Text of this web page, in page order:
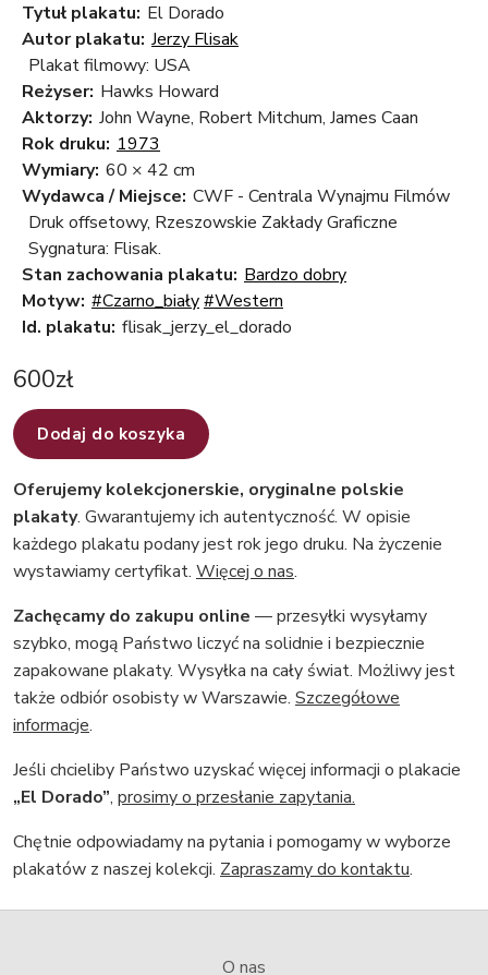
Tytuł plakatu: El Dorado
Autor plakatu: Jerzy Flisak
Plakat filmowy: USA
Reżyser: Hawks Howard
Aktorzy: John Wayne, Robert Mitchum, James Caan
Rok druku: 1973
Wymiary: 60 × 42 cm
Wydawca / Miejsce: CWF - Centrala Wynajmu Filmów
Druk offsetowy, Rzeszowskie Zakłady Graficzne
Sygnatura: Flisak.
Stan zachowania plakatu: Bardzo dobry
Motyw: #Czarno_biały#Western
Id. plakatu: flisak_jerzy_el_dorado
600zł
Dodaj do koszyka
Oferujemy kolekcjonerskie, oryginalne polskie
plakaty. Gwarantujemy ich autentyczność. W opisie
każdego plakatu podany jest rok jego druku. Na życzenie
wystawiamy certyfikat. Więcej o nas.
Zachęcamy do zakupu online — przesyłki wysyłamy
szybko, mogą Państwo liczyć na solidnie i bezpiecznie
zapakowane plakaty. Wysyłka na cały świat. Możliwy jest
także odbiór osobisty w Warszawie. Szczegółowe
informacje.
Jeśli chcieliby Państwo uzyskać więcej informacji o plakacie
„El Dorado”, prosimy o przesłanie zapytania.
Chętnie odpowiadamy na pytania i pomogamy w wyborze
plakatów z naszej kolekcji. Zapraszamy do kontaktu.
O nas